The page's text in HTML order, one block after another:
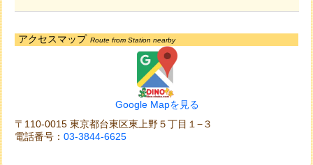
アクセスマップ Route from Station nearby
Google Mapを見る
〒110-0015 東京都台東区東上野５丁目１−３
電話番号： 03-3844-6625